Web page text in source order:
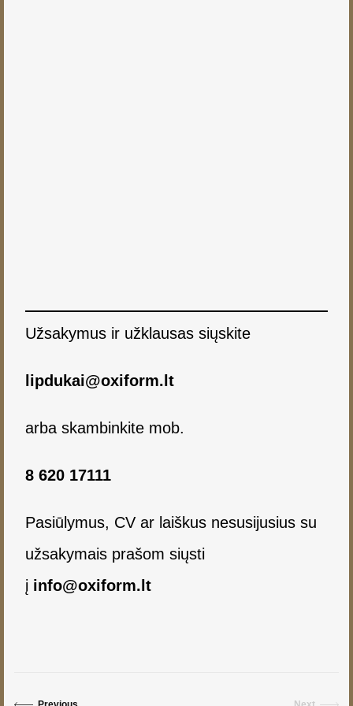
Užsakymus ir užklausas siųskite
lipdukai@oxiform.lt
arba skambinkite mob.
8 620 17111
Pasiūlymus, CV ar laiškus nesusijusius su
užsakymais prašom siųsti
į info@oxiform.lt